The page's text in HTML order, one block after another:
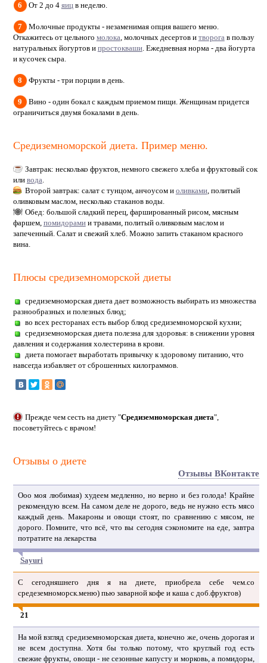
6 От 2 до 4 яицв неделю.
7 Молочные продукты - незаменимая опция вашего меню.
Откажитесь от цельного молока, молочных десертов и творогав пользу
натуральных йогуртов и простокваши. Ежедневная норма - два йогурта
и кусочек сыра.
8 Фрукты - три порции в день.
9 Вино - один бокал с каждым приемом пищи. Женщинам придется
ограничиться двумя бокалами в день.
Средиземноморской диета. Пример меню.
Завтрак: несколько фруктов, немного свежего хлеба и фруктовый сок
или вода.
Второй завтрак: салат с тунцом, анчоусом и оливками, политый
оливковым маслом, несколько стаканов воды.
Обед: большой сладкий перец, фаршированный рисом, мясным
фаршем, помидорамии травами, политый оливковым маслом и
запеченный. Салат и свежий хлеб. Можно запить стаканом красного
вина.
Плюсы средиземноморской диеты
средиземноморская диета дает возможность выбирать из множества
разнообразных и полезных блюд;
во всех ресторанах есть выбор блюд средиземноморской кухни;
средиземноморская диета полезна для здоровья: в снижении уровня
давления и содержания холестерина в крови.
диета помогает выработать привычку к здоровому питанию, что
навсегда избавляет от сброшенных килограммов.
Прежде чем сесть на диету "Средиземноморская диета",
посоветуйтесь с врачом!
Отзывы о диете
Отзывы ВКонтакте
Ооо моя любимая) худеем медленно, но верно и без голода! Крайне
рекомендую всем. На самом деле не дорого, ведь не нужно есть мясо
каждый день. Макароны и овощи стоят, по сравнению с мясом, не
дорого. Помните, что всё, что вы сегодня сэкономите на еде, завтра
потратите на лекарства
Sayuri
С сегодняшнего дня я на диете, приобрела себе чем.со
средеземноморск.меню) пью заварной кофе и каша с доб.фруктов)
21
На мой взгляд средиземноморская диета, конечно же, очень дорогая и
не всем доступна. Хотя бы только потому, что круглый год есть
свежие фрукты, овощи - не сезонные капусту и морковь, а помидоры,